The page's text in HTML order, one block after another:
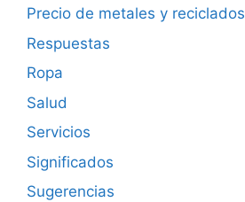
Precio de metales y reciclados
Respuestas
Ropa
Salud
Servicios
Significados
Sugerencias